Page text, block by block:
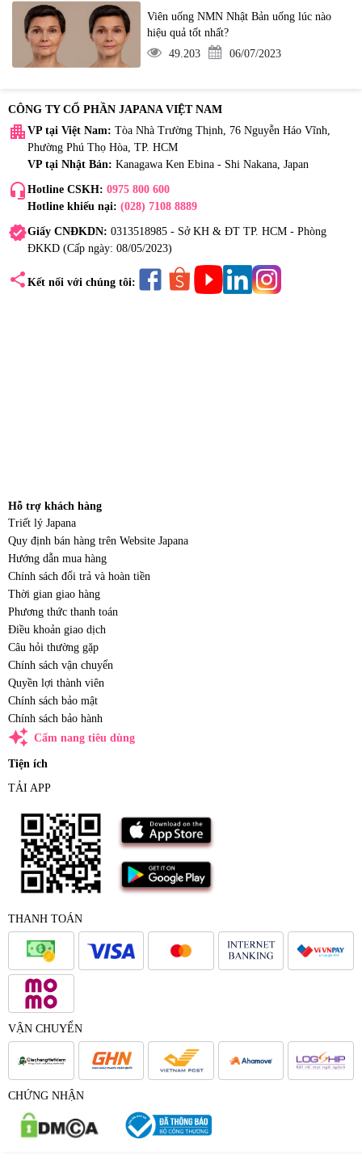
Viên uống NMN Nhật Bản uống lúc nào
hiệu quả tốt nhất?
49.203
06/07/2023
CÔNG TY CỔ PHẦN JAPANA VIỆT NAM
apartment VP tại Việt Nam: Tòa Nhà Trường Thịnh, 76 Nguyễn Háo Vĩnh,
Phường Phú Thọ Hòa, TP. HCM
VP tại Nhật Bản: Kanagawa Ken Ebina - Shi Nakana, Japan
headset_mic Hotline CSKH: 0975 800 600
Hotline khiếu nại: (028) 7108 8889
verifiedGiấy CNĐKDN: 0313518985 - Sở KH & ĐT TP. HCM - Phòng
ĐKKD (Cấp ngày: 08/05/2023)
share Kết nối với chúng tôi:
Hỗ trợ khách hàng
Triết lý Japana
Quy định bán hàng trên Website Japana
Hướng dẫn mua hàng
Chính sách đổi trả và hoàn tiền
Thời gian giao hàng
Phương thức thanh toán
Điều khoản giao dịch
Câu hỏi thường gặp
Chính sách vận chuyển
Quyền lợi thành viên
Chính sách bảo mật
Chính sách bảo hành
auto_awesome Cẩm nang tiêu dùng
Tiện ích
TẢI APP
THANH TOÁN
VẬN CHUYỂN
CHỨNG NHẬN